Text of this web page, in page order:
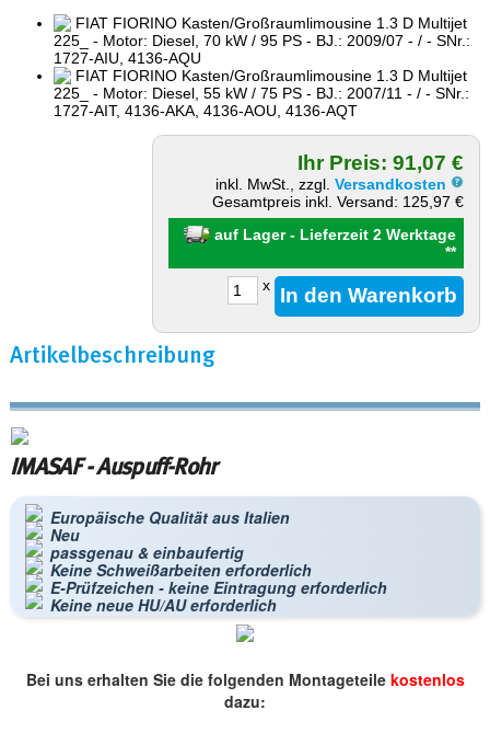
FIAT FIORINO Kasten/Großraumlimousine 1.3 D Multijet
225_ - Motor: Diesel, 70 kW / 95 PS - BJ.: 2009/07 - / - SNr.:
1727-AIU, 4136-AQU
FIAT FIORINO Kasten/Großraumlimousine 1.3 D Multijet
225_ - Motor: Diesel, 55 kW / 75 PS - BJ.: 2007/11 - / - SNr.:
1727-AIT, 4136-AKA, 4136-AOU, 4136-AQT
Ihr Preis: 91,07 €
inkl. MwSt., zzgl.Versandkosten
Gesamtpreis inkl. Versand: 125,97 €
auf Lager - Lieferzeit 2 Werktage
**
x
Artikelbeschreibung
IMASAF - Auspuff-Rohr
Europäische Qualität aus Italien
Neu
passgenau & einbaufertig
Keine Schweißarbeiten erforderlich
E-Prüfzeichen - keine Eintragung erforderlich
Keine neue HU/AU erforderlich
Bei uns erhalten Sie die folgenden Montageteile kostenlos
dazu: